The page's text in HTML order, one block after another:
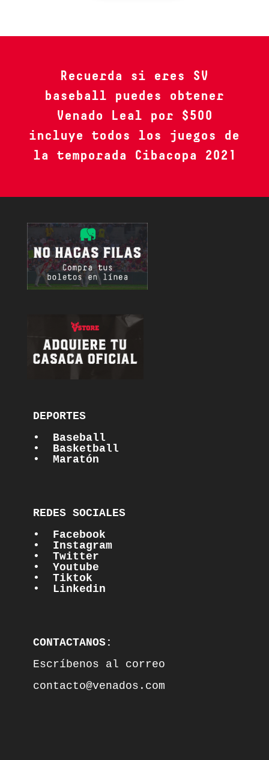
Recuerda si eres SV
baseball puedes obtener
Venado Leal por $500
incluye todos los juegos de
la temporada Cibacopa 2021
DEPORTES
•  Baseball
•  Basketball
•  Maratón
REDES SOCIALES
•  Facebook
•  Instagram
•  Twitter
•  Youtube
•  Tiktok
•  Linkedin
CONTACTANOS:
Escríbenos al correo
contacto@venados.com